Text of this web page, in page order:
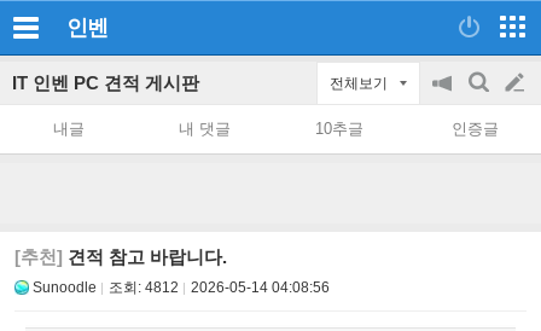
인벤
IT 인벤 PC 견적 게시판 전체보기
공
on/off
검
색
글
쓰
내글 내 댓글 10추글 인증글
[추천] 견적 참고 바랍니다.
Sunoodle 조회: 4812 2026-05-14 04:08:56